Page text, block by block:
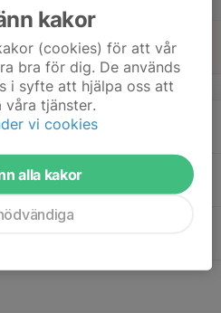
v.4
kakor
(cookies) för att vår
bra för dig. De används
i syfte att hjälpa oss att
tjänster.
vi cookies
alla kakor